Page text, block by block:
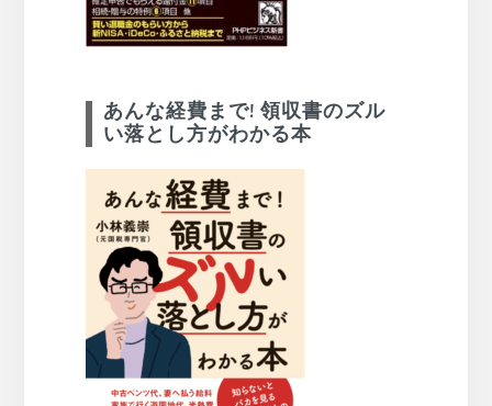
あんな経費まで! 領収書のズル
い落とし方がわかる本